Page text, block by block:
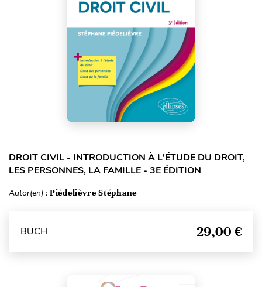
DROIT CIVIL - INTRODUCTION À L'ÉTUDE DU DROIT,
LES PERSONNES, LA FAMILLE - 3E ÉDITION
Autor(en) : Piédelièvre Stéphane
BUCH 29,00 €